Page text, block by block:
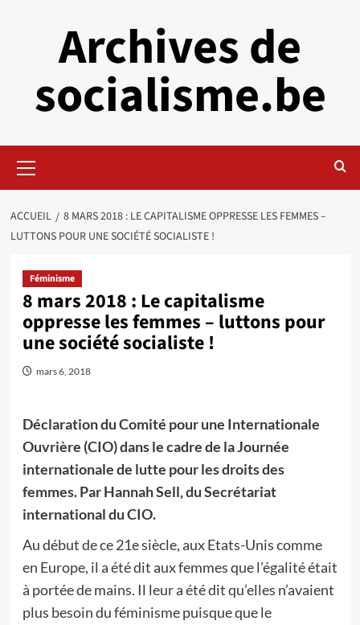
Archives de
socialisme.be
principal
ACCUEIL
8 MARS 2018 : LE CAPITALISME OPPRESSE LES FEMMES –
LUTTONS POUR UNE SOCIÉTÉ SOCIALISTE !
Féminisme
8 mars 2018 : Le capitalisme
oppresse les femmes – luttons pour
une société socialiste !
mars 6, 2018
Déclaration du Comité pour une Internationale
Ouvrière (CIO) dans le cadre de la Journée
internationale de lutte pour les droits des
femmes. Par Hannah Sell, du Secrétariat
international du CIO.
Au début de ce 21e siècle, aux Etats-Unis comme
en Europe, il a été dit aux femmes que l’égalité était
à portée de mains. Il leur a été dit qu’elles n’avaient
plus besoin du féminisme puisque que le